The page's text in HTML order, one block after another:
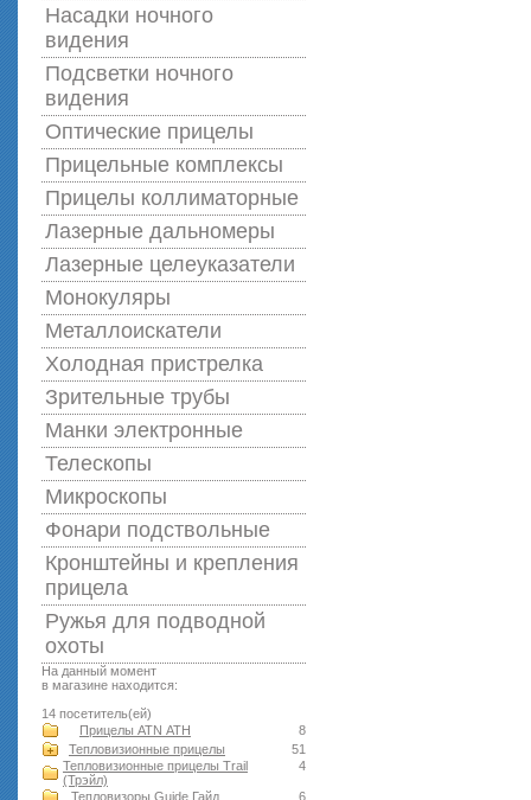
Насадки ночного
видения
Подсветки ночного
видения
Оптические прицелы
Прицельные комплексы
Прицелы коллиматорные
Лазерные дальномеры
Лазерные целеуказатели
Монокуляры
Металлоискатели
Холодная пристрелка
Зрительные трубы
Манки электронные
Телескопы
Микроскопы
Фонари подствольные
Кронштейны и крепления
прицела
Ружья для подводной
оxоты
На данный момент
в магазине находится:
14 посетитель(ей)
8
Прицелы ATN АТН
51
Тепловизионные прицелы
4
Тепловизионные прицелы Trail
(Трэйл)
6
Тепловизоры Guide Гайд